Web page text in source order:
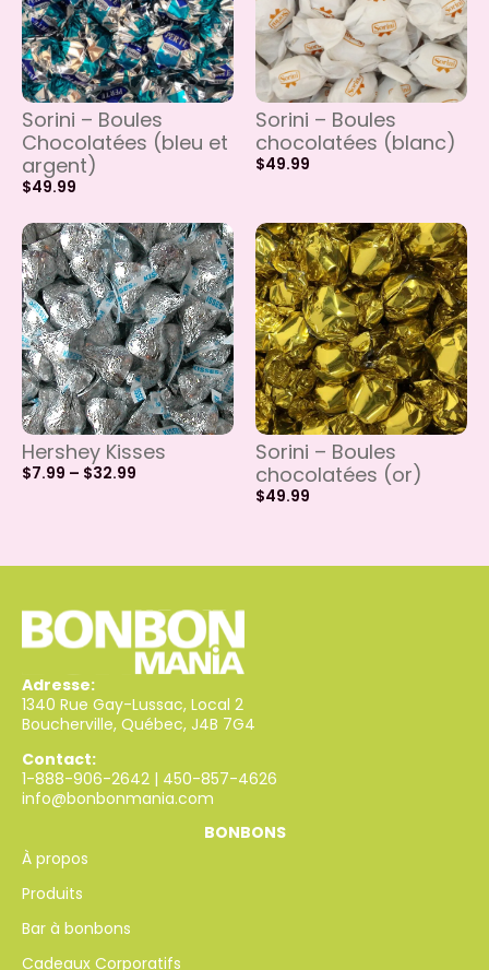
Sorini – Boules
Chocolatées (bleu et
argent)
$49.99
Sorini – Boules
chocolatées (blanc)
$49.99
Hershey Kisses
$7.99 – $32.99
Sorini – Boules
chocolatées (or)
$49.99
Adresse:
1340 Rue Gay-Lussac, Local 2
Boucherville, Québec, J4B 7G4
Contact:
1-888-906-2642 | 450-857-4626
info@bonbonmania.com
BONBONS
À propos
Produits
Bar à bonbons
Cadeaux Corporatifs